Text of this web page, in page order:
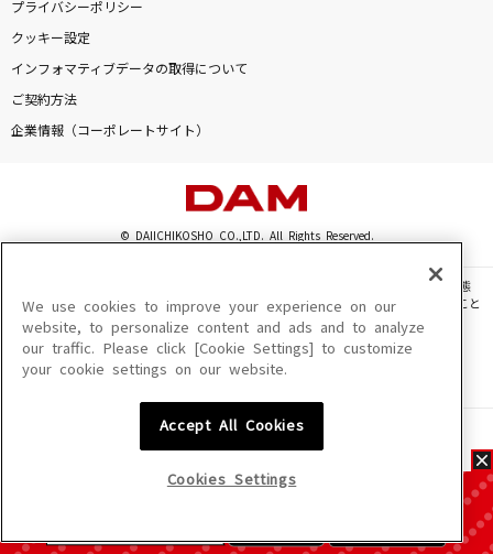
プライバシーポリシー
クッキー設定
インフォマティブデータの取得について
ご契約方法
企業情報（コーポレートサイト）
© DAIICHIKOSHO CO.,LTD. All Rights Reserved.
このサイトに掲載されている一切の文章・画像・写真・動画・音声等を、手段や形態
を問わず、著作権法の定める範囲を超えて無断で複製、転載、ファイル化などすること
を禁じます。
楽曲及びコンテンツは、機種によりご利用いただけない場合があります。
楽曲及びコンテンツの配信日、配信内容が変更になる場合があります。
We use cookies to improve your experience on our
website, to personalize content and ads and to analyze
our traffic. Please click [Cookie Settings] to customize
your cookie settings on our website.
Accept All Cookies
Cookies Settings